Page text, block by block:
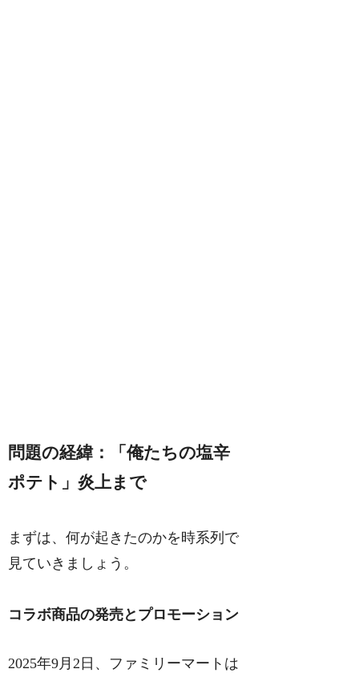
問題の経緯：「俺たちの塩辛
ポテト」炎上まで
まずは、何が起きたのかを時系列で
見ていきましょう。
コラボ商品の発売とプロモーション
2025年9月2日、ファミリーマートは